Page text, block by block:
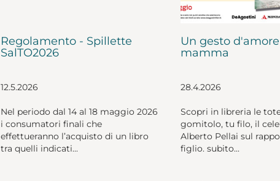
Regolamento - Spillette
SalTO2026
12.5.2026
Nel periodo dal 14 al 18 maggio 2026
i consumatori finali che
effettueranno l’acquisto di un libro
tra quelli indicati...
Un gesto
mamma
28.4.2026
Scopri in libreria le
gomitolo, tu filo, il
Alberto Pellai sul
figlio. subito...